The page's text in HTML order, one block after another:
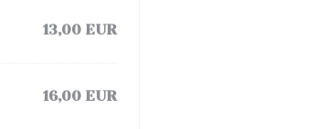
13,00 EUR
16,00 EUR